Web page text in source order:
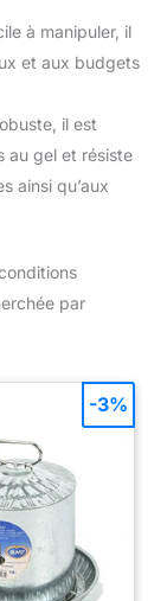
à manipuler, il
et aux budgets
il est
au gel et résiste
ainsi qu’aux
par
-3%